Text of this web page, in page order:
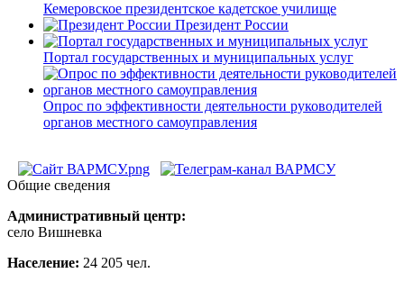
Кемеровское президентское кадетское училище
Президент России
Портал государственных и муниципальных услуг
Опрос по эффективности деятельности руководителей
органов местного самоуправления
Общие сведения
Административный центр:
село Вишневка
Население: 24 205 чел.